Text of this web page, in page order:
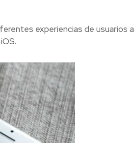
experiencias de usuarios a